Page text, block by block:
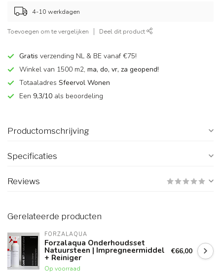
4-10 werkdagen
Toevoegen om te vergelijken Deel dit product
Gratis verzending NL & BE vanaf €75!
Winkel van 1500 m2, ma, do, vr, za geopend!
Totaaladres Sfeervol Wonen
Een 9,3/10 als beoordeling
Productomschrijving
Specificaties
Reviews
Gerelateerde producten
FORZALAQUA
Forzalaqua Onderhoudsset
Natuursteen | Impregneermiddel
+ Reiniger
Op voorraad
€66,00